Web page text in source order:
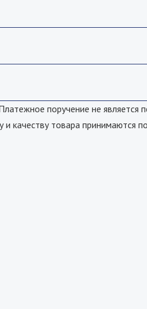
поручение не является
качеству товара принимаются